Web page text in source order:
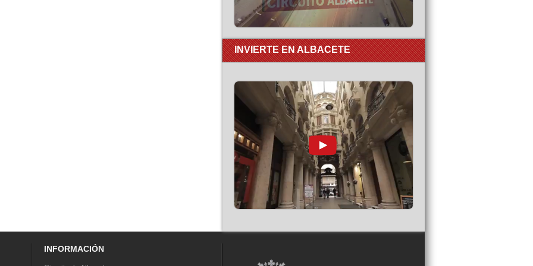
INVIERTE EN ALBACETE
INFORMACIÓN